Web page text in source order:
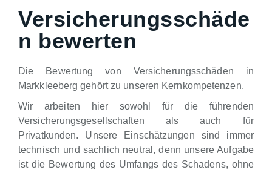
Versicherungsschäde
n bewerten
Die Bewertung von Versicherungsschäden in
Markkleeberg gehört zu unseren Kernkompetenzen.
Wir arbeiten hier sowohl für die führenden
Versicherungsgesellschaften als auch für
Privatkunden. Unsere Einschätzungen sind immer
technisch und sachlich neutral, denn unsere Aufgabe
ist die Bewertung des Umfangs des Schadens, ohne